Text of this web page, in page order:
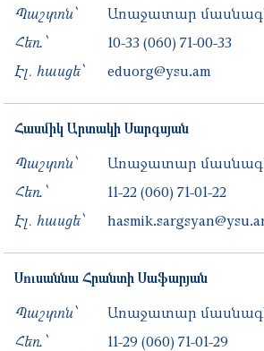
Պաշտոն՝
Առաջատար
Հեռ․՝
10-33 (060) 71-00-33
Էլ. հասցե՝
eduorg@ysu.am
Հասմիկ Արտակի Սարգսյան
Պաշտոն՝
Առաջատար
Հեռ․՝
11-22(060) 71-01-22
Էլ. հասցե՝
Սուսաննա Հրանտի Սաֆարյան
Պաշտոն՝
Առաջատար
Հեռ․՝
11-29(060) 71-01-29